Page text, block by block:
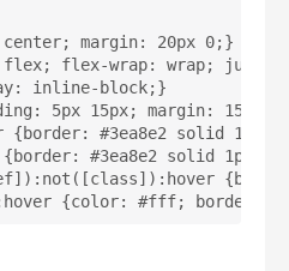
margin: 20px 0;}
flex-wrap: wrap;
inline-block;}
5px 15px; margin: 15px
#3ea8e2 solid 1px;
#3ea8e2 solid 1px;
{color: #fff; border: